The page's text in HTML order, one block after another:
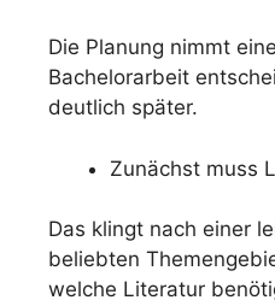
Die Planung nimmt
Bachelorarbeit
deutlich später.
Zunächst muss
Das klingt nach einer
beliebten
welche Literatur